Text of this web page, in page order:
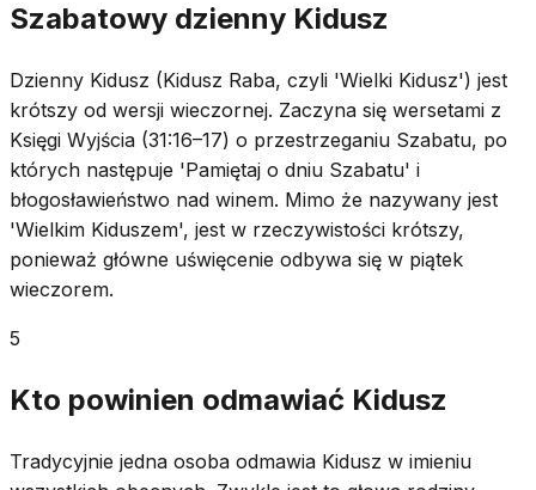
Szabatowy dzienny Kidusz
Dzienny Kidusz (Kidusz Raba, czyli 'Wielki Kidusz') jest
krótszy od wersji wieczornej. Zaczyna się wersetami z
Księgi Wyjścia (31:16–17) o przestrzeganiu Szabatu, po
których następuje 'Pamiętaj o dniu Szabatu' i
błogosławieństwo nad winem. Mimo że nazywany jest
'Wielkim Kiduszem', jest w rzeczywistości krótszy,
ponieważ główne uświęcenie odbywa się w piątek
wieczorem.
5
Kto powinien odmawiać Kidusz
Tradycyjnie jedna osoba odmawia Kidusz w imieniu